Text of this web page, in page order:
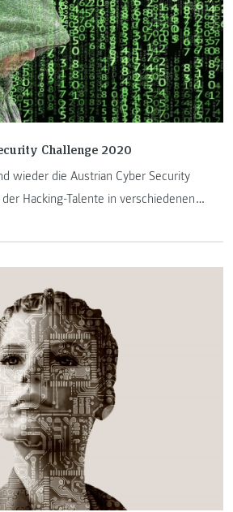
Challenge 2020
wieder die Austrian Cyber Security
Hacking-Talente in verschiedenen
den Weg ins Finales
Finale waren erneut
Teilnehmer der FH JOANNEUM